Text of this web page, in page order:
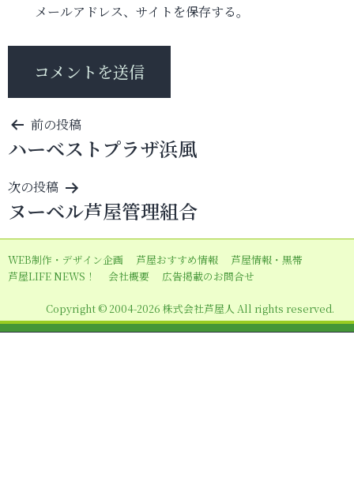
メールアドレス、サイトを保存する。
投
稿
ナ
ビ
ゲ
ー
シ
ン
前の投稿
ハーベストプラザ浜風
次の投稿
ヌーベル芦屋管理組合
WEB制作・デザイン企画 芦屋おすすめ情報
芦屋情報・黒帯
芦屋LIFE NEWS！
会社概要 広告掲載のお問合せ
Copyright © 2004-2026 株式会社芦屋人 All rights reserved.